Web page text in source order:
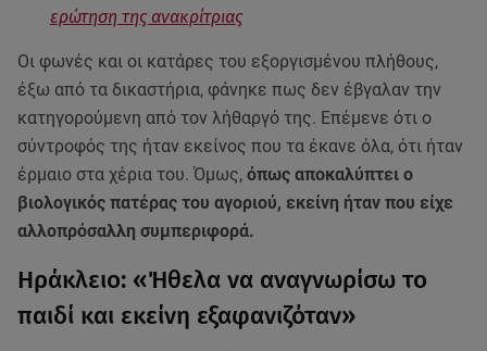
ερώτηση της ανακρίτριας
Οι φωνές και οι κατάρες του εξοργισμένου πλήθους,
έξω από τα δικαστήρια, φάνηκε πως δεν έβγαλαν την
κατηγορούμενη από τον λήθαργό της. Επέμενε ότι ο
σύντροφός της ήταν εκείνος που τα έκανε όλα, ότι ήταν
έρμαιο στα χέρια του. Όμως, όπως αποκαλύπτει ο
βιολογικός πατέρας του αγοριού, εκείνη ήταν που είχε
αλλοπρόσαλλη συμπεριφορά.
Ηράκλειο: «Ήθελα να αναγνωρίσω το
παιδί και εκείνη εξαφανιζόταν»